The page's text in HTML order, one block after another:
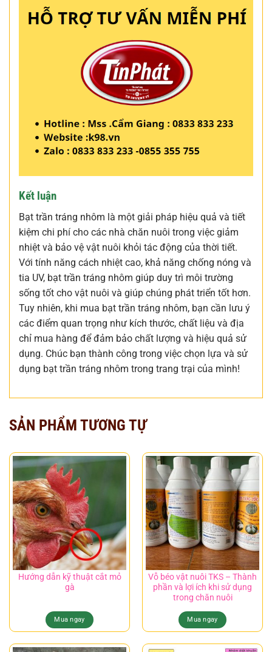
Kết luận
Bạt trần tráng nhôm là một giải pháp hiệu quả và tiết
kiệm chi phí cho các nhà chăn nuôi trong việc giảm
nhiệt và bảo vệ vật nuôi khỏi tác động của thời tiết.
Với tính năng cách nhiệt cao, khả năng chống nóng và
tia UV, bạt trần tráng nhôm giúp duy trì môi trường
sống tốt cho vật nuôi và giúp chúng phát triển tốt hơn.
Tuy nhiên, khi mua bạt trần tráng nhôm, bạn cần lưu ý
các điểm quan trọng như kích thước, chất liệu và địa
chỉ mua hàng để đảm bảo chất lượng và hiệu quả sử
dụng. Chúc bạn thành công trong việc chọn lựa và sử
dụng bạt trần tráng nhôm trong trang trại của mình!
SẢN PHẨM TƯƠNG TỰ
Hướng dẫn kỹ thuật cắt mỏ
gà
Mua ngay
Vỗ béo vật nuôi TKS – Thành
phần và lợi ích khi sử dụng
trong chăn nuôi
Mua ngay